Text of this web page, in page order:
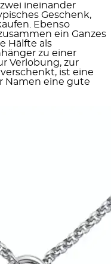
ineinander
Geschenk,
Ebenso
ein Ganzes
Hälfte als
zu einer
Verlobung, zur
ist eine
Namen eine gute